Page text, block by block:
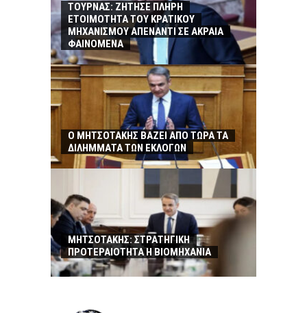
ΤΟΥΡΝΑΣ: ΖΗΤΗΣΕ ΠΛΗΡΗ
ΕΤΟΙΜΟΤΗΤΑ ΤΟΥ ΚΡΑΤΙΚΟΥ
ΜΗΧΑΝΙΣΜΟΥ ΑΠΕΝΑΝΤΙ ΣΕ ΑΚΡΑΙΑ
ΦΑΙΝΟΜΕΝΑ
Ο ΜΗΤΣΟΤΑΚΗΣ ΒΑΖΕΙ ΑΠΟ ΤΩΡΑ ΤΑ
ΔΙΛΗΜΜΑΤΑ ΤΩΝ ΕΚΛΟΓΩΝ
ΜΗΤΣΟΤΑΚΗΣ: ΣΤΡΑΤΗΓΙΚΗ
ΠΡΟΤΕΡΑΙΟΤΗΤΑ Η ΒΙΟΜΗΧΑΝΙΑ